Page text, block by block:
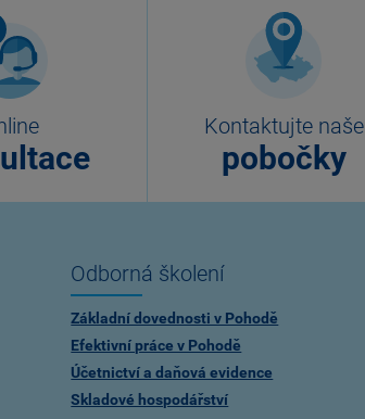
Kontaktujte naše
pobočky
Odborná školení
Základní dovednosti v Pohodě
Efektivní práce v Pohodě
Účetnictví a daňová evidence
Skladové hospodářství